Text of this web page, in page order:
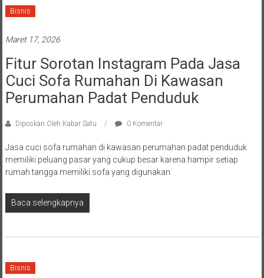
Bisnis
Maret 17, 2026
Fitur Sorotan Instagram Pada Jasa
Cuci Sofa Rumahan Di Kawasan
Perumahan Padat Penduduk
Diposkan Oleh:Kabar Satu 0 Komentar
Jasa cuci sofa rumahan di kawasan perumahan padat penduduk
memiliki peluang pasar yang cukup besar karena hampir setiap
rumah tangga memiliki sofa yang digunakan
Baca selengkapnya
Bisnis